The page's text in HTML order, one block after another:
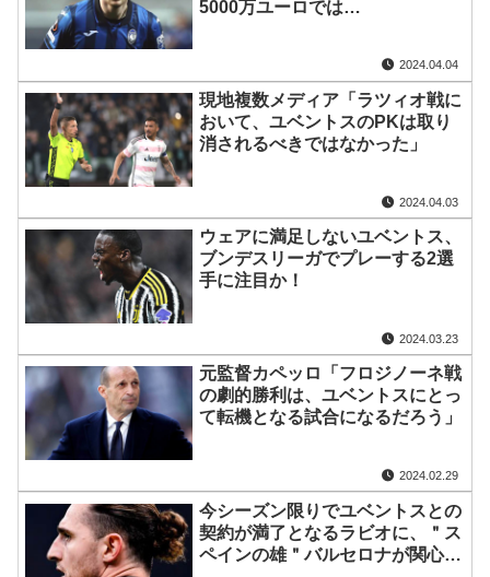
5000万ユーロでは…
2024.04.04
現地複数メディア「ラツィオ戦に
おいて、ユベントスのPKは取り
消されるべきではなかった」
2024.04.03
ウェアに満足しないユベントス、
ブンデスリーガでプレーする2選
手に注目か！
2024.03.23
元監督カペッロ「フロジノーネ戦
の劇的勝利は、ユベントスにとっ
て転機となる試合になるだろう」
2024.02.29
今シーズン限りでユベントスとの
契約が満了となるラビオに、＂ス
ペインの雄＂バルセロナが関心